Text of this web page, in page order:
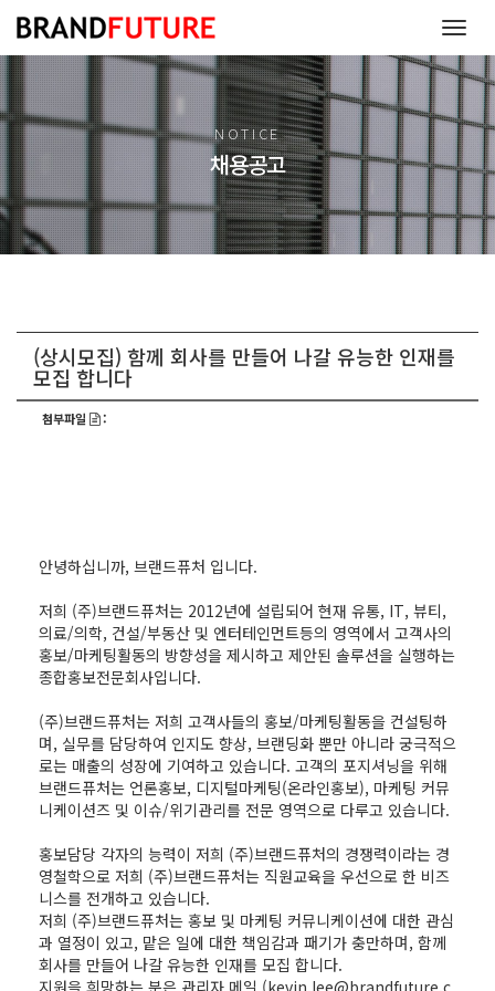
T
o
g
g
l
e
n
a
v
i
g
o
n
NOTICE
채용공고
(상시모집) 함께 회사를 만들어 나갈 유능한 인재를
모집 합니다
첨부파일 :
안녕하십니까, 브랜드퓨처 입니다.
저희 (주)브랜드퓨처는 2012년에 설립되어 현재 유통, IT, 뷰티,
의료/의학, 건설/부동산 및 엔터테인먼트등의 영역에서 고객사의
홍보/마케팅활동의 방향성을 제시하고 제안된 솔루션을 실행하는
종합홍보전문회사입니다.
(주)브랜드퓨처는 저희 고객사들의 홍보/마케팅활동을 컨설팅하
며, 실무를 담당하여 인지도 향상, ​브랜딩화 뿐만 아니라 궁극적으
로는 매출의 성장에 기여하고 있습니다. 고객의 포지셔닝을 위해
브랜드퓨처는 언론홍보, 디지털마케팅(온라인홍보), ​마케팅 커뮤
니케이션즈 및 이슈/위기관리를 전문 영역으로 다루고 있습니다.
홍보담당 각자의 능력이 저희 (주)브랜드퓨처의 경쟁력이라는 경
영철학으로 저희 (주)브랜드퓨처는 직원교육을 우선으로 한 비즈
니스를 전개하고 있습니다.
저희 (주)브랜드퓨처는 홍보 및 마케팅 커뮤니케이션에 대한 관심
과 열정이 있고, 맡은 일에 대한 책임감과 패기가 충만하며, 함께
회사를 만들어 나갈 유능한 인재를 모집 합니다.
지원을 희망하는 분은 관리자 메일 (kevin.lee@brandfuture.c